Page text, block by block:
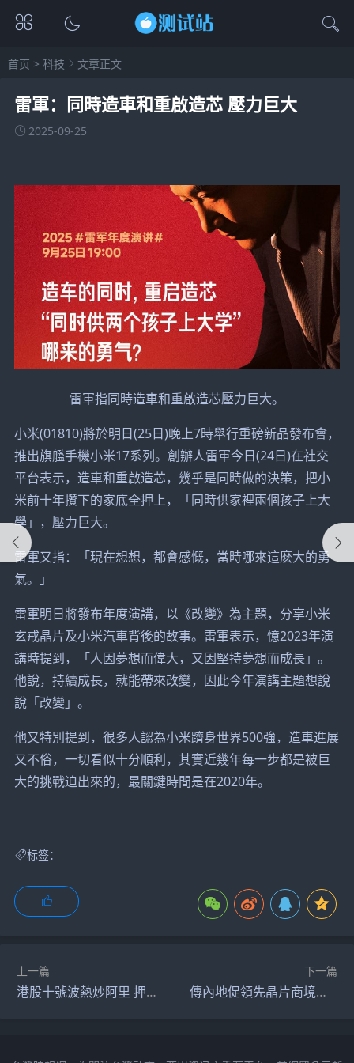
首页 > 科技 文章正文
雷軍：同時造車和重啟造芯 壓力巨大
2025-09-25
雷軍指同時造車和重啟造芯壓力巨大。
小米(01810)將於明日(25日)晚上7時舉行重磅新品發布會，
推出旗艦手機小米17系列。創辦人雷軍今日(24日)在社交
平台表示，造車和重啟造芯，幾乎是同時做的決策，把小
米前十年攢下的家底全押上，「同時供家裡兩個孩子上大
學」，壓力巨大。
雷軍又指：「現在想想，都會感慨，當時哪來這麽大的勇
氣。」
雷軍明日將發布年度演講，以《改變》為主題，分享小米
玄戒晶片及小米汽車背後的故事。雷軍表示，憶2023年演
講時提到，「人因夢想而偉大，又因堅持夢想而成長」。
他說，持續成長，就能帶來改變，因此今年演講主題想說
說「改變」。
他又特別提到，很多人認為小米躋身世界500強，造車進展
又不俗，一切看似十分順利，其實近幾年每一步都是被巨
大的挑戰迫出來的，最關鍵時間是在2020年。
标签：
上一篇
港股十號波熱炒阿里 押注人工智能股價飆逾9% 市值進賬近3000億
下一篇
傳內地促領先晶片商境內上市 長鑫存儲改赴A股掛牌